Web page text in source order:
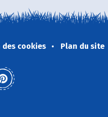
des cookies Plan du site